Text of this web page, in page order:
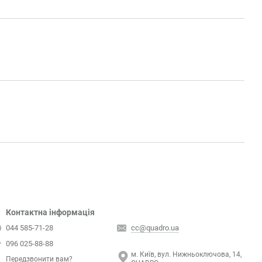
Контактна інформація
044 585-71-28
096 025-88-88
Передзвонити вам?
cc@quadro.ua
м. Київ, вул. Нижньоключова, 14,